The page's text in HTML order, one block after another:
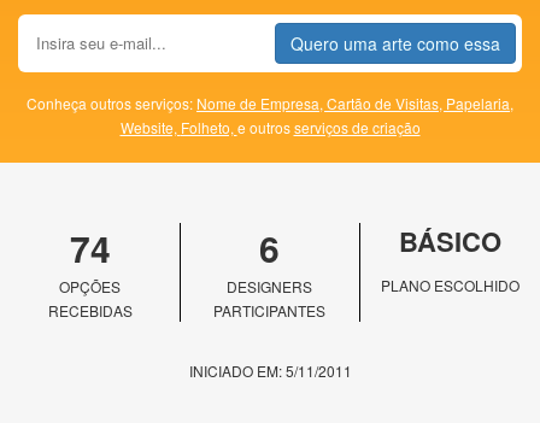
Quero uma arte como essa
Conheça outros serviços: Nome de Empresa, Cartão de Visitas, Papelaria,
Website, Folheto, e outrosserviços de criação
74
OPÇÕES
RECEBIDAS
6
DESIGNERS
PARTICIPANTES
BÁSICO
PLANO ESCOLHIDO
INICIADO EM: 5/11/2011